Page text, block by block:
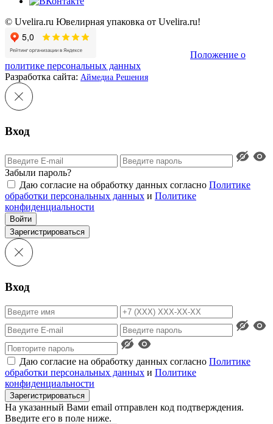
© Uvelira.ru Ювелирная упаковка от Uvelira.ru!
Положение о
политике персональных данных
Разработка сайта: Аймедиа Решения
Вход
Забыли пароль?
Даю согласие на обработку данных согласно Политике
обработки персональных данных и Политике
конфиденциальности
Войти
Зарегистрироваться
Вход
Даю согласие на обработку данных согласно Политике
обработки персональных данных и Политике
конфиденциальности
Зарегистрироваться
На указанный Вами email отправлен код подтверждения.
Введите его в поле ниже.